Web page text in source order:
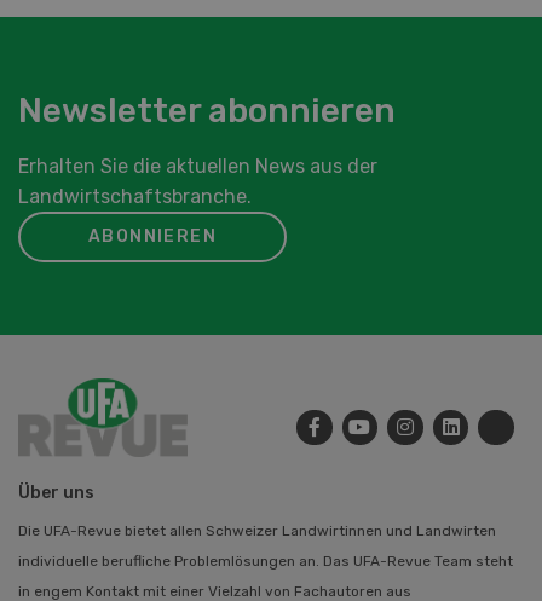
Newsletter abonnieren
Erhalten Sie die aktuellen News aus der
Landwirtschaftsbranche.
ABONNIEREN
Über uns
Die UFA-Revue bietet allen Schweizer Landwirtinnen und Landwirten
individuelle berufliche Problemlösungen an. Das UFA-Revue Team steht
in engem Kontakt mit einer Vielzahl von Fachautoren aus